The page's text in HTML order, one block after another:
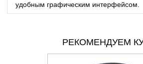
удобным графическим интерфейсом.
РЕКОМЕНДУЕМ